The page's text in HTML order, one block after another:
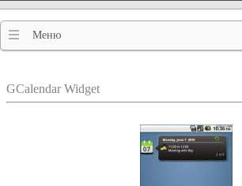
Меню
GCalendar Widget